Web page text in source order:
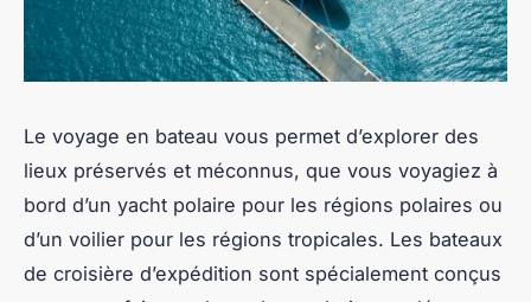
Le voyage en bateau vous permet d’explorer des
lieux préservés et méconnus, que vous voyagiez à
bord d’un yacht polaire pour les régions polaires ou
d’un voilier pour les régions tropicales. Les bateaux
de croisière d’expédition sont spécialement conçus